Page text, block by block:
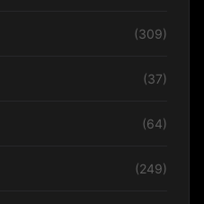
(309)
(37)
(64)
(249)